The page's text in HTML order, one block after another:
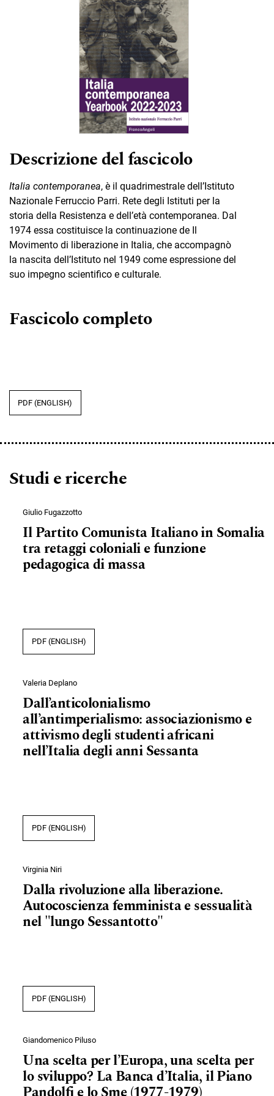
Descrizione del fascicolo
Italia contemporanea, è il quadrimestrale dell’Istituto
Nazionale Ferruccio Parri. Rete degli Istituti per la
storia della Resistenza e dell’età contemporanea. Dal
1974 essa costituisce la continuazione de Il
Movimento di liberazione in Italia, che accompagnò
la nascita dell’Istituto nel 1949 come espressione del
suo impegno scientifico e culturale.
Fascicolo completo
PDF (ENGLISH)
Studi e ricerche
Giulio Fugazzotto
Il Partito Comunista Italiano in Somalia
tra retaggi coloniali e funzione
pedagogica di massa
PDF (ENGLISH)
Valeria Deplano
Dall’anticolonialismo
all’antimperialismo: associazionismo e
attivismo degli studenti africani
nell’Italia degli anni Sessanta
PDF (ENGLISH)
Virginia Niri
Dalla rivoluzione alla liberazione.
Autocoscienza femminista e sessualità
nel "lungo Sessantotto"
PDF (ENGLISH)
Giandomenico Piluso
Una scelta per l’Europa, una scelta per
lo sviluppo? La Banca d’Italia, il Piano